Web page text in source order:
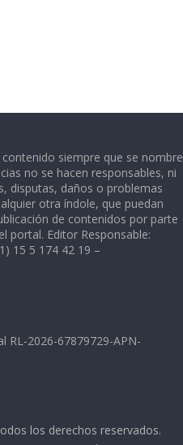
siempre que se nombre
no se hacen responsables, ni
disputas, daños o problemas
otra índole, que puedan
de contenidos por parte
portal. Editor Responsable:
15 5 174 42 19 –
RL-2026-67879729-APN-
los derechos reservados.